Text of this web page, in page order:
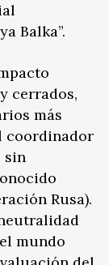
Balka”.
cerrados,
más
coordinador
sin
Rusa).
mundo